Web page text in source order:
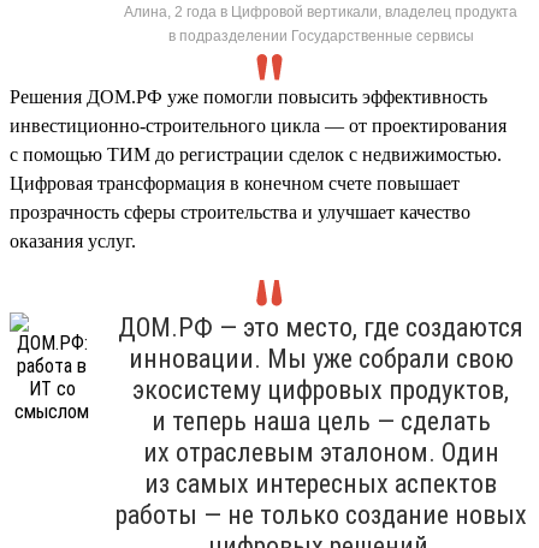
Алина, 2 года в Цифровой вертикали, владелец продукта
в подразделении Государственные сервисы
Решения ДОМ.РФ уже помогли повысить эффективность
инвестиционно-строительного цикла — от проектирования
с помощью ТИМ до регистрации сделок с недвижимостью.
Цифровая трансформация в конечном счете повышает
прозрачность сферы строительства и улучшает качество
оказания услуг.
ДОМ.РФ — это место, где создаются
инновации. Мы уже собрали свою
экосистему цифровых продуктов,
и теперь наша цель — сделать
их отраслевым эталоном. Один
из самых интересных аспектов
работы — не только создание новых